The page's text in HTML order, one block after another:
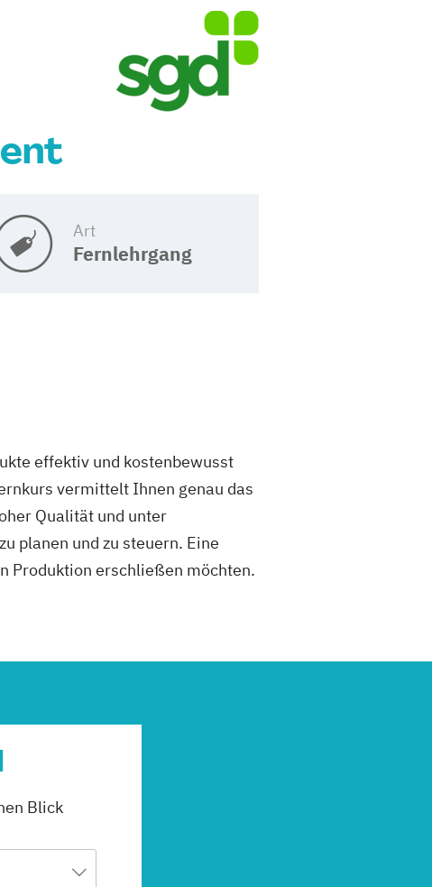
Art
Fernlehrgang
effektiv und kostenbewusst
vermittelt Ihnen genau das
Qualität und unter
planen und zu steuern. Eine
Produktion erschließen möchten.
Blick